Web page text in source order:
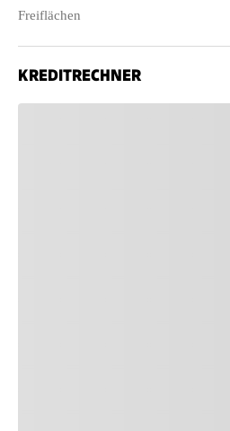
Freiflächen
KREDITRECHNER